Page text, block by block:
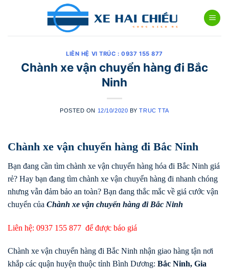
LIÊN HỆ VI TRÚC : 0937 155 877
Chành xe vận chuyển hàng đi Bắc
Ninh
POSTED ON 12/10/2020 BYTRUC TTA
Chành xe vận chuyển hàng đi Bắc Ninh
Bạn đang cần tìm chành xe vận chuyển hàng hóa đi Bắc Ninh giá
rẻ? Hay bạn đang tìm chành xe vận chuyển hàng đi nhanh chóng
nhưng vẫn đảm bảo an toàn? Bạn đang thắc mắc về giá cước vận
chuyển của Chành xe vận chuyển hàng đi Bắc Ninh
Liên hệ: 0937 155 877 để được báo giá
Chành xe vận chuyển hàng đi Bắc Ninh nhận giao hàng tận nơi
khắp các quận huyện thuộc tỉnh Bình Dương: Bắc Ninh, Gia